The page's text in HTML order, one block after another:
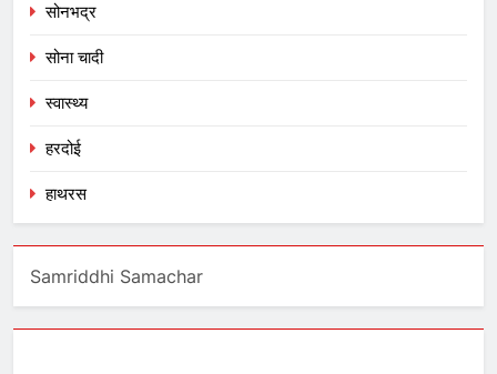
सोनभद्र
सोना चादी
स्वास्थ्य
हरदोई
हाथरस
Samriddhi Samachar